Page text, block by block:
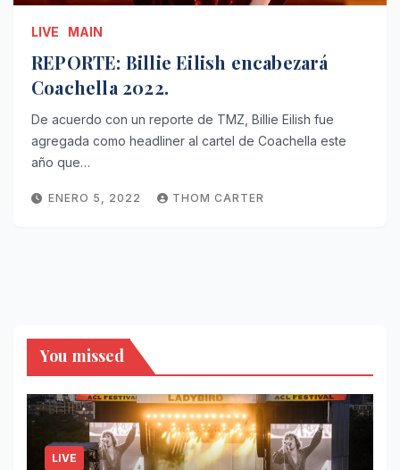
LIVE MAIN
REPORTE: Billie Eilish encabezará
Coachella 2022.
De acuerdo con un reporte de TMZ, Billie Eilish fue
agregada como headliner al cartel de Coachella este
año que…
ENERO 5, 2022 THOM CARTER
You missed
LIVE